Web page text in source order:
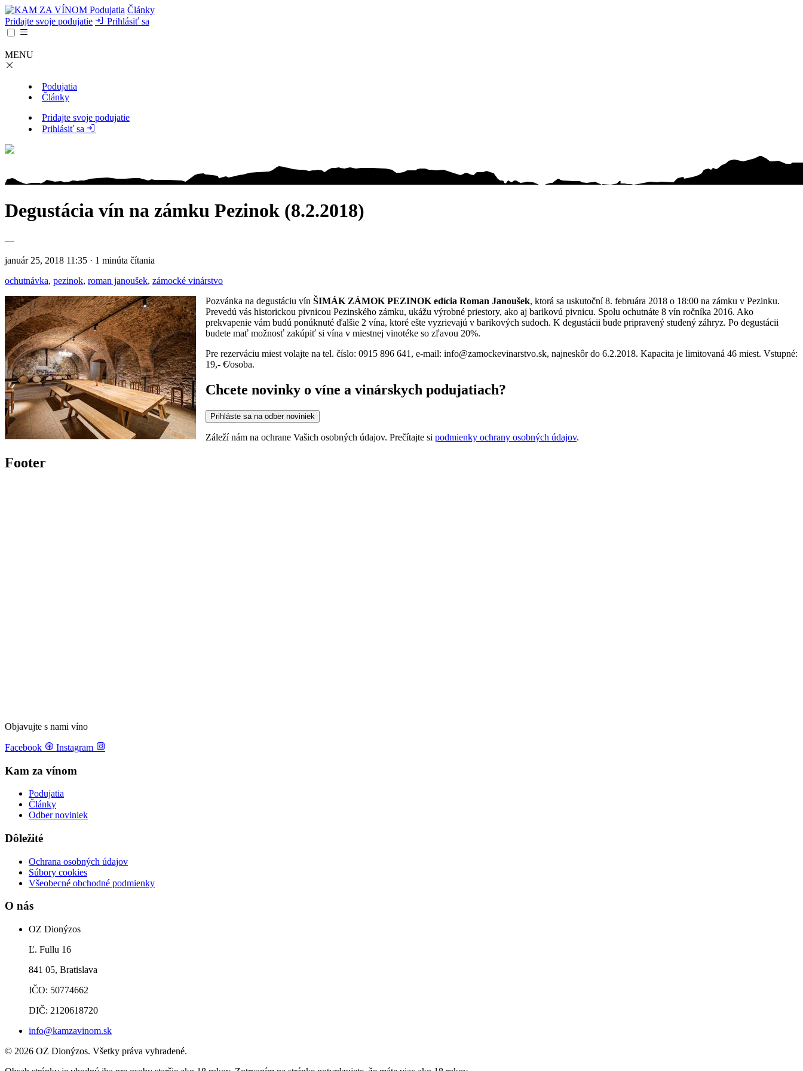
Podujatia Články
Pridajte svoje podujatie
Prihlásiť sa
MENU
Podujatia
Články
Pridajte svoje podujatie
Prihlásiť sa
Degustácia vín na zámku Pezinok (8.2.2018)
—
január 25, 2018 11:35 · 1 minúta čítania
ochutnávka, pezinok, roman janoušek, zámocké vinárstvo
Pozvánka na degustáciu vín ŠIMÁK ZÁMOK PEZINOK edícia Roman Janoušek, ktorá sa uskutoční 8. februára 2018 o 18:00 na zámku v Pezinku.
Prevedú vás historickou pivnicou Pezinského zámku, ukážu výrobné priestory, ako aj barikovú pivnicu. Spolu ochutnáte 8 vín ročníka 2016. Ako
prekvapenie vám budú ponúknuté ďalšie 2 vína, ktoré ešte vyzrievajú v barikových sudoch. K degustácii bude pripravený studený záhryz. Po degustácii
budete mať možnosť zakúpiť si vína v miestnej vinotéke so zľavou 20%.
Pre rezerváciu miest volajte na tel. číslo: 0915 896 641, e-mail: info@zamockevinarstvo.sk, najneskôr do 6.2.2018. Kapacita je limitovaná 46 miest. Vstupné:
19,- €/osoba.
Chcete novinky o víne a vinárskych podujatiach?
Prihláste sa na odber noviniek
Záleží nám na ochrane Vašich osobných údajov. Prečítajte si podmienky ochrany osobných údajov.
Footer
Objavujte s nami víno
Facebook Instagram
Kam za vínom
Podujatia
Články
Odber noviniek
Dôležité
Ochrana osobných údajov
Súbory cookies
Všeobecné obchodné podmienky
O nás
OZ Dionýzos
Ľ. Fullu 16
841 05, Bratislava
IČO: 50774662
DIČ: 2120618720
info@kamzavinom.sk
© 2026 OZ Dionýzos. Všetky práva vyhradené.